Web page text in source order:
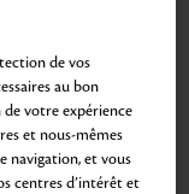
de vos
au bon
votre expérience
et nous-mêmes
navigation, et vous
centres d’intérêt et